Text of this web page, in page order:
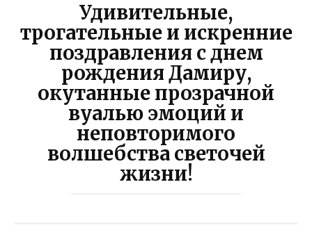
Удивительные,
трогательные и искренние
поздравления с днем
рождения Дамиру,
окутанные прозрачной
вуалью эмоций и
неповторимого
волшебства светочей
жизни!